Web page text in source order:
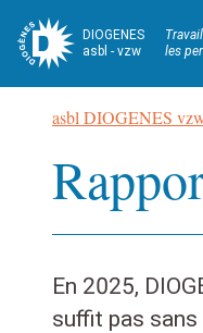
DIOGENES
asbl - vzw
les
Navigation
Fil
asbl DIOGENES
En 2025,
suffit pas